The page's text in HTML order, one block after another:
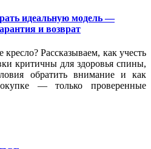
идеальную модель —
и возврат
Рассказываем, как учесть
критичны для здоровья спины,
обратить внимание и как
— только проверенные